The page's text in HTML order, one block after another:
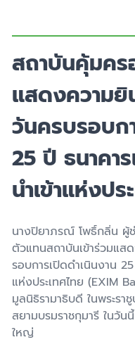
สถาบันคุ้มคร
แสดงความยิ
วันครบรอบก
25 ปี ธนาคา
นำเข้าแห่งปร
นางปิยาภรณ์ โพธิ์กลิ่น ผู้
ตัวแทนสถาบันเข้าร่วมแส
รอบการเปิดดำเนินงาน
แห่งประเทศไทย (EXIM
มูลนิธิรามาธิบดี ในพระร
สยามบรมราชกุมารี ในวั
ใหญ่